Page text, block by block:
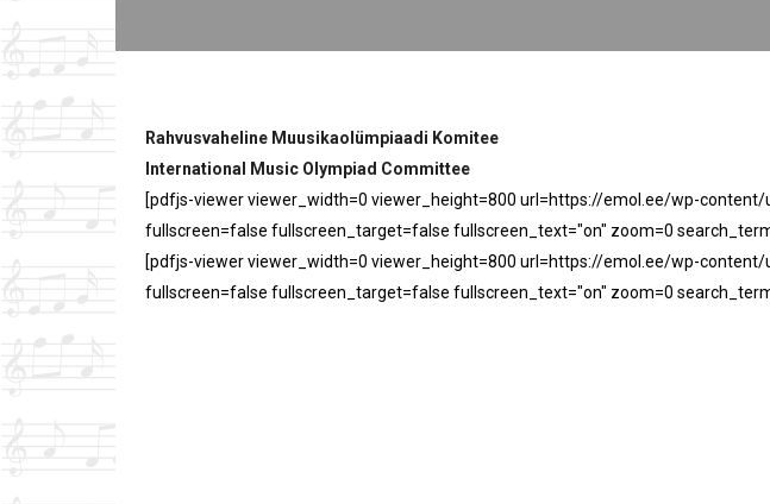
Rahvusvaheline Muusikaolümpiaadi Komitee
International Music Olympiad Committee
[pdfjs-viewer viewer_width=0 viewer_height=800 url=https://emol.ee/wp-
fullscreen=false fullscreen_target=false fullscreen_text="on" zoom=0
[pdfjs-viewer viewer_width=0 viewer_height=800 url=https://emol.ee/wp-
fullscreen=false fullscreen_target=false fullscreen_text="on" zoom=0